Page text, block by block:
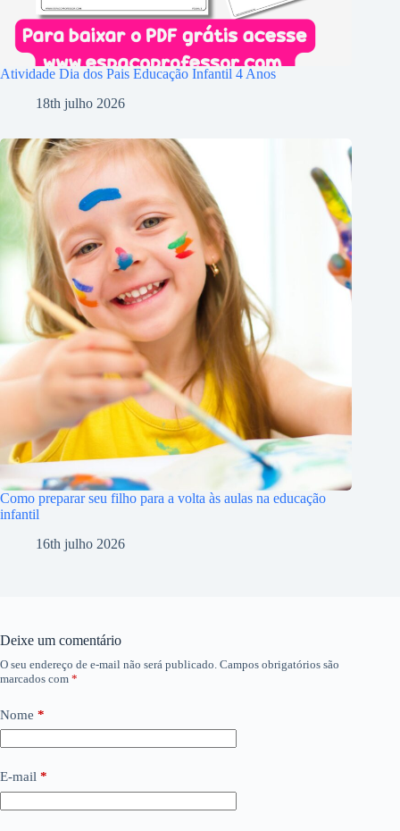
Atividade Dia dos Pais Educação Infantil 4 Anos
18th julho 2026
Como preparar seu filho para a volta às aulas na educação
infantil
16th julho 2026
Deixe um comentário
O seu endereço de e-mail não será publicado. Campos obrigatórios são
marcados com *
Nome *
E-mail *